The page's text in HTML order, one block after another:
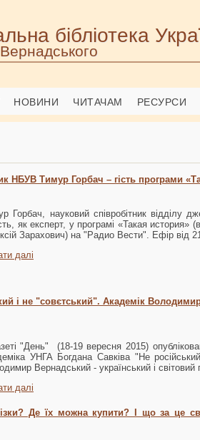
бібліотека
НОВИНИ ЧИТАЧАМ РЕСУРСИ
НБУВ Тимур Горбач – гість програми
Горбач, науковий співробітник відділу
як експерт, у програмі «Такая история»
Зарахович) на "Радио Вести". Ефір від
далі
і не "совєтський". Академік
"День" (18-19 вересня 2015)
УНГА Богдана Савківа "Не
Вернадський - український і світовий
далі
Де їх можна купити? І що за це